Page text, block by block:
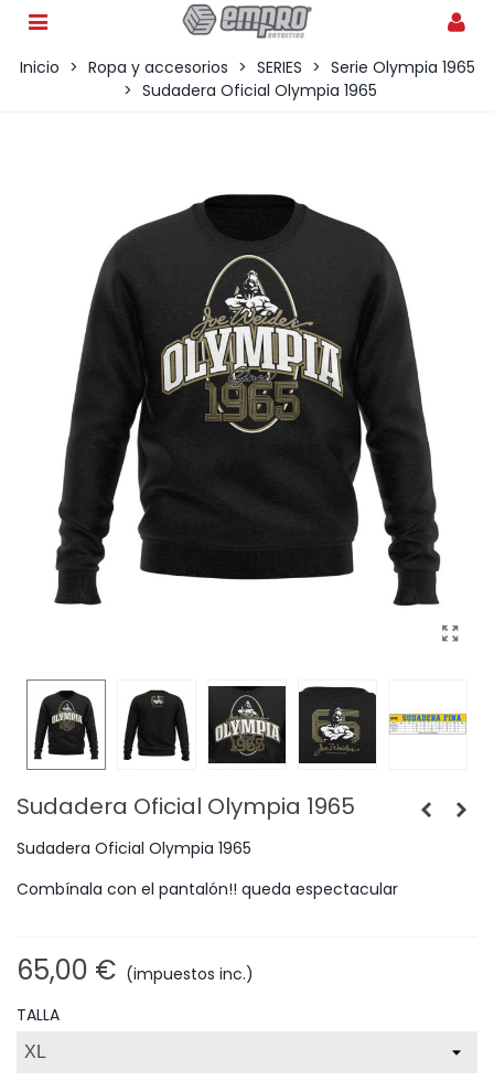
Inicio > Ropa y accesorios > SERIES > Serie Olympia 1965
> Sudadera Oficial Olympia 1965
Sudadera Oficial Olympia 1965
Sudadera Oficial Olympia 1965
Combínala con el pantalón!! queda espectacular
65,00 € (impuestos inc.)
TALLA